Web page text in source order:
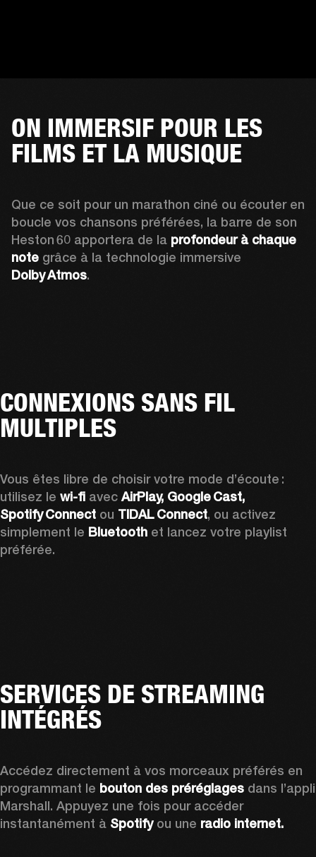
ON IMMERSIF POUR LES
FILMS ET LA MUSIQUE
Que ce soit pour un marathon ciné ou écouter en
boucle vos chansons préférées, la barre de son
Heston 60 apportera de la profondeur à chaque
note
Dolby Atmos.
CONNEXIONS SANS FIL
MULTIPLES
Vous êtes libre de choisir votre mode d’écoute :
utilisez le wi-fi avec AirPlay, Google Cast,
Spotify Connect ou TIDAL Connect, ou activez
simplement le Bluetooth et lancez votre playlist
préférée.
SERVICES DE STREAMING
INTÉGRÉS
Accédez directement à vos morceaux préférés en
programmant le bouton des préréglages dans l’appli
Marshall. Appuyez une fois pour accéder
instantanément à Spotify ou une radio internet.